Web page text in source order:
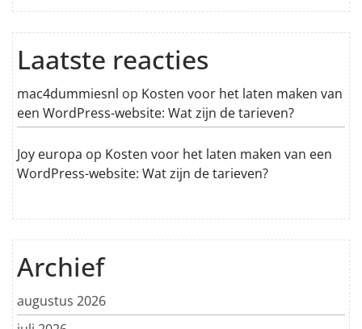
Laatste reacties
mac4dummiesnl op Kosten voor het laten maken van
een WordPress-website: Wat zijn de tarieven?
Joy europa op Kosten voor het laten maken van een
WordPress-website: Wat zijn de tarieven?
Archief
augustus 2026